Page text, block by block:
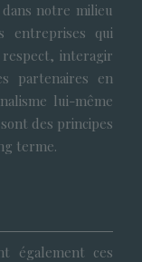
notre milieu
entreprises qui
interagir
partenaires en
lui-même
des principes
terme.
également ces